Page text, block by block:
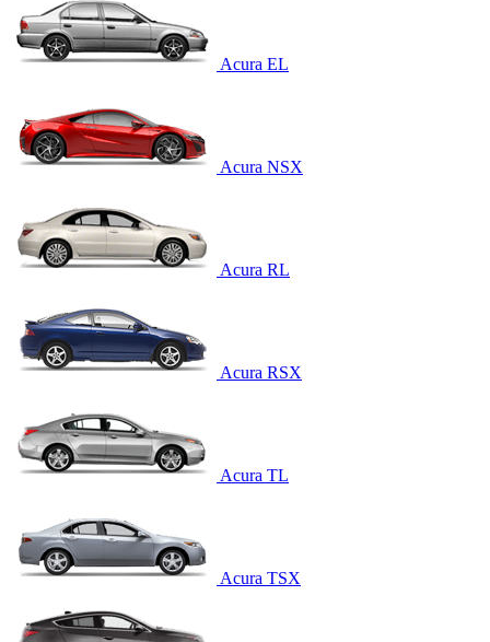
Acura EL
Acura NSX
Acura RL
Acura RSX
Acura TL
Acura TSX